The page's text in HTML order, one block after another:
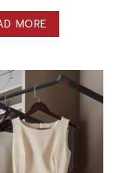
MORE